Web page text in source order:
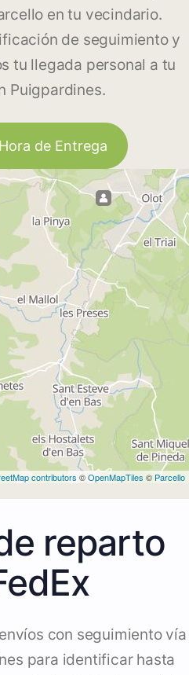
en tu vecindario.
de seguimiento y
tu llegada personal a tu
Puigpardines.
de Entrega
contributors ©OpenMapTiles © Parcello
reparto
con seguimiento vía
para identificar hasta